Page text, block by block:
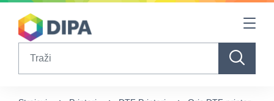
Table Of Content